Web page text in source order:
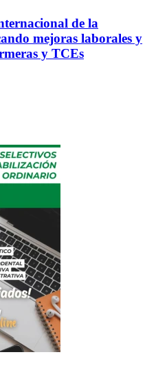
de la
mejoras laborales y
y TCEs